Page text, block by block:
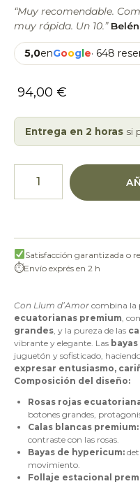
“Muy recomendable.
muy rápida. Un 10.” Belén
5,0enGoogle· 648
94,00 €
Entrega en 2 horas si
Satisfacción garantizada o
⏱Envío exprés en 2 h
Con Llum d’Amor combina la
ecuatorianas premium ,
grandes , y la pureza de las
vibrante y elegante. Las
juguetón y sofisticado,
expresar entusiasmo,
Composición del diseño:
Rosas rojas
botones grandes,
Calas blancas premium:
contraste con las rosas.
Bayas de hypericum:
movimiento.
Follaje estacional